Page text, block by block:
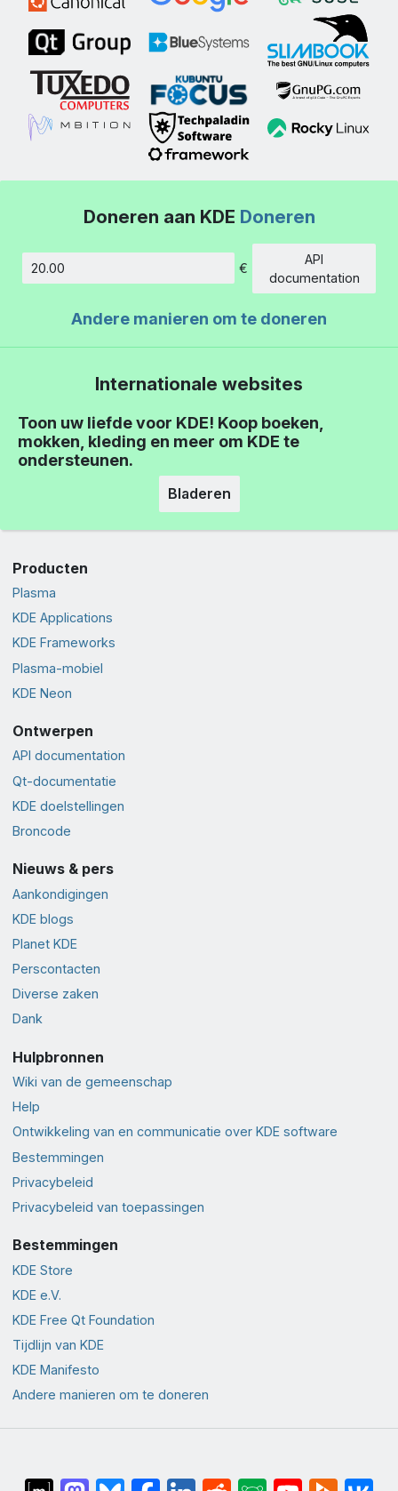
Doneren aan KDE Doneren
Hoeveelheid
€
API
documentation
Andere manieren om te doneren
Internationale websites
Toon uw liefde voor KDE! Koop boeken,
mokken, kleding en meer om KDE te
ondersteunen.
Bladeren
Producten
Plasma
KDE Applications
KDE Frameworks
Plasma-mobiel
KDE Neon
Ontwerpen
API documentation
Qt-documentatie
KDE doelstellingen
Broncode
Nieuws & pers
Aankondigingen
KDE blogs
Planet KDE
Perscontacten
Diverse zaken
Dank
Hulpbronnen
Wiki van de gemeenschap
Help
Ontwikkeling van en communicatie over KDE software
Bestemmingen
Privacybeleid
Privacybeleid van toepassingen
Bestemmingen
KDE Store
KDE e.V.
KDE Free Qt Foundation
Tijdlijn van KDE
KDE Manifesto
Andere manieren om te doneren